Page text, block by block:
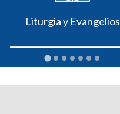
Liturgia y Evangelios